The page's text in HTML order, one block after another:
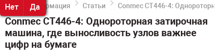
Нет Да
Нет Да
Информация Статьи Conmec CT446-4:
Conmec CT446-4: Однороторная затирочная
машина, где выносливость узлов важнее
цифр на бумаге